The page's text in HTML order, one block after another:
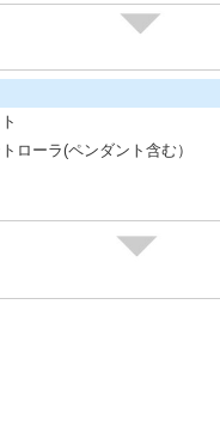
ローラ(ペンダント含む）